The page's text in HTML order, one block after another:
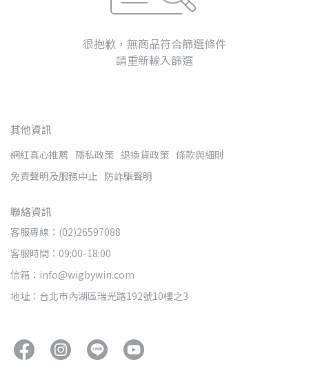
很抱歉，無商品符合篩選條件
請重新輸入篩選
其他資訊
網紅真心推薦 隱私政策 退換貨政策 條款與細則
免責聲明及服務中止 防詐騙聲明
聯絡資訊
客服專線：(02)26597088
客服時間：09:00-18:00
信箱：info@wigbywin.com
地址：台北市內湖區瑞光路192號10樓之3